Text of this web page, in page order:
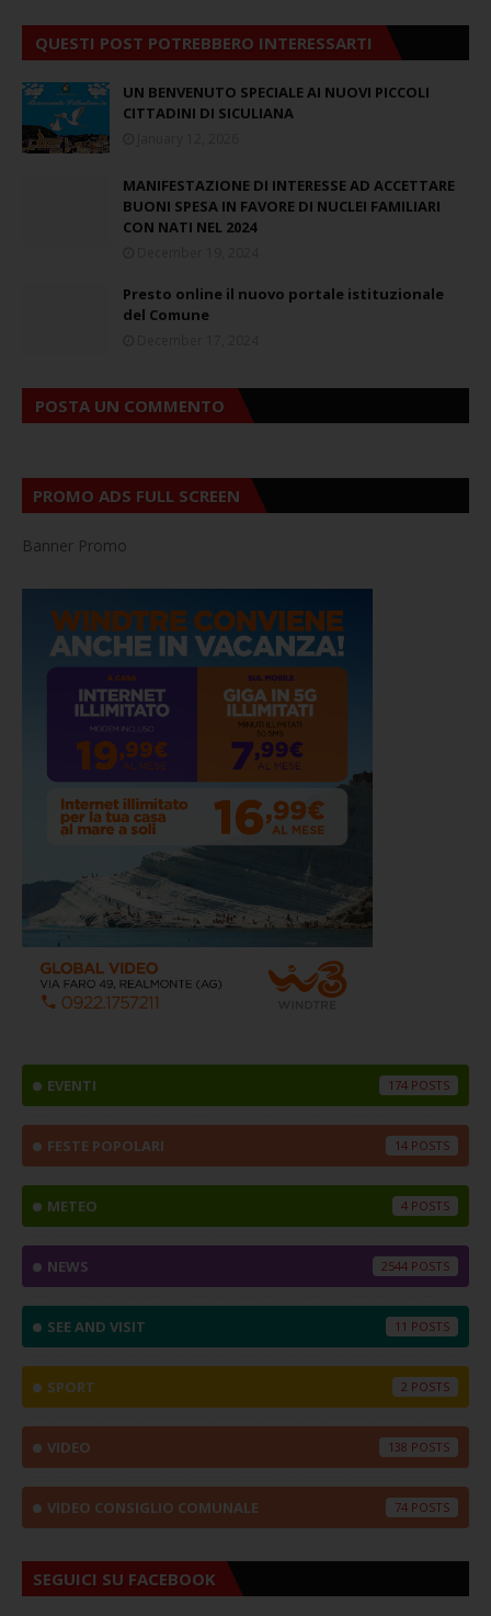
QUESTI POST POTREBBERO INTERESSARTI
UN BENVENUTO SPECIALE AI NUOVI PICCOLI
CITTADINI DI SICULIANA
MANIFESTAZIONE DI INTERESSE AD ACCETTARE
BUONI SPESA IN FAVORE DI NUCLEI FAMILIARI
CON NATI NEL 2024
Presto online il nuovo portale istituzionale
del Comune
POSTA UN COMMENTO
PROMO ADS FULL SCREEN
Banner Promo
EVENTI 174
FESTE POPOLARI 14
METEO 4
NEWS 2544
SEE AND VISIT 11
SPORT 2
VIDEO 138
VIDEO CONSIGLIO COMUNALE 74
SEGUICI SU FACEBOOK